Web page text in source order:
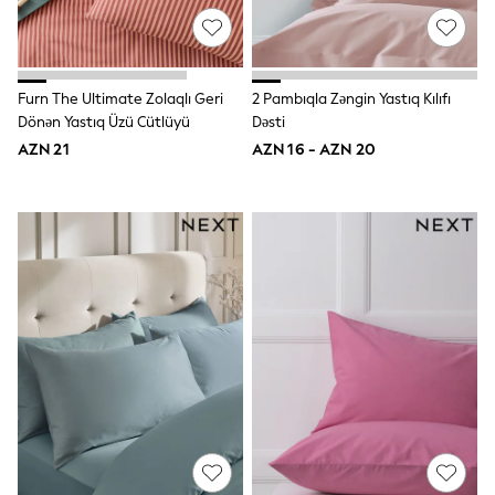
Disney
Marvel
Minecraft
Sneakers
Hoodies & Sweatshirts
T-Shirts & Polo Shirts
Baker By Ted Baker
Nike
Vanilla Underground
JoJo Maman Bebe
Character
Joules
BABY
50-56cm
Furn The Ultimate Zolaqlı Geri
Dönən Yastıq Üzü Cütlüyü
AZN 21
2 Pambıqla Zəngin Yastıq Kılıfı
Dəsti
AZN 16 - AZN 20